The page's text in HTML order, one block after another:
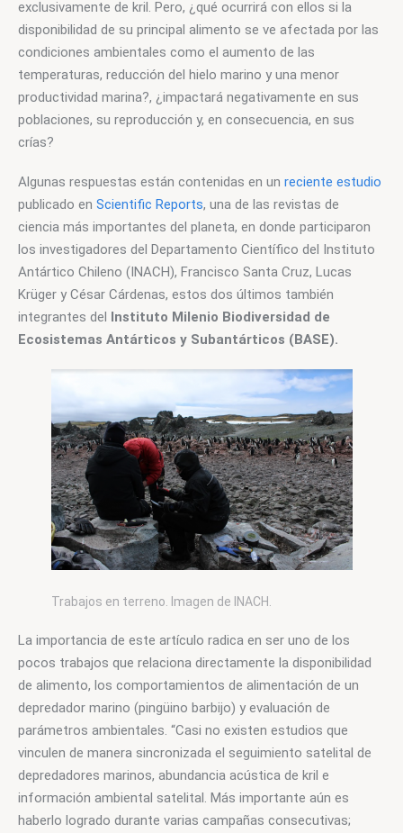
exclusivamente de kril. Pero, ¿qué ocurrirá con ellos si la
disponibilidad de su principal alimento se ve afectada por las
condiciones ambientales como el aumento de las
temperaturas, reducción del hielo marino y una menor
productividad marina?, ¿impactará negativamente en sus
poblaciones, su reproducción y, en consecuencia, en sus
crías?
Algunas respuestas están contenidas en un reciente estudio
publicado en Scientific Reports, una de las revistas de
ciencia más importantes del planeta, en donde participaron
los investigadores del Departamento Científico del Instituto
Antártico Chileno (INACH), Francisco Santa Cruz, Lucas
Krüger y César Cárdenas, estos dos últimos también
integrantes del Instituto Milenio Biodiversidad de
Ecosistemas Antárticos y Subantárticos (BASE).
Trabajos en terreno. Imagen de INACH.
La importancia de este artículo radica en ser uno de los
pocos trabajos que relaciona directamente la disponibilidad
de alimento, los comportamientos de alimentación de un
depredador marino (pingüino barbijo) y evaluación de
parámetros ambientales. “Casi no existen estudios que
vinculen de manera sincronizada el seguimiento satelital de
depredadores marinos, abundancia acústica de kril e
información ambiental satelital. Más importante aún es
haberlo logrado durante varias campañas consecutivas;